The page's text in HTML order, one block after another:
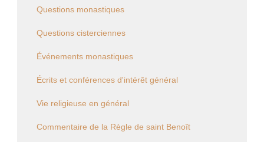
Questions monastiques
Questions cisterciennes
Événements monastiques
Écrits et conférences d'intérêt général
Vie religieuse en général
Commentaire de la Règle de saint Benoît